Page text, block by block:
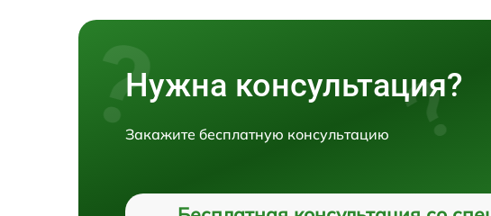
Нужна консультация?
Закажите бесплатную консультацию